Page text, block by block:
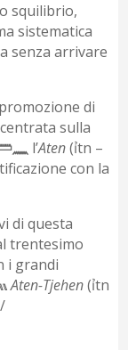
squilibrio,
sistematica
senza arrivare
di
sulla
l’Aten(ỉtn –
con la
di questa
trentesimo
i grandi
Aten-Tjehen(ỉtn